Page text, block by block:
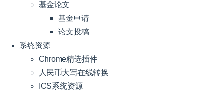
基金论文
基金申请
论文投稿
系统资源
Chrome精选插件
人民币大写在线转换
IOS系统资源